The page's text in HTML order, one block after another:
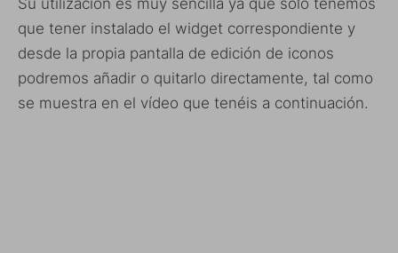
que tener instalado el widget correspondiente y
desde la propia pantalla de edición de iconos
podremos añadir o quitarlo directamente, tal como
se muestra en el vídeo que tenéis a continuación.